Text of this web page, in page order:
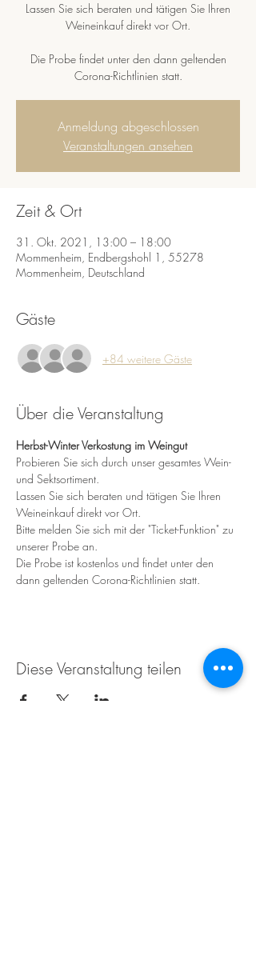
Lassen Sie sich beraten und tätigen Sie Ihren
Weineinkauf direkt vor Ort.
Die Probe findet unter den dann geltenden
Corona-Richtlinien statt.
Anmeldung abgeschlossen
Veranstaltungen ansehen
Zeit & Ort
31. Okt. 2021, 13:00 – 18:00
Mommenheim, Endbergshohl 1, 55278
Mommenheim, Deutschland
Gäste
+84 weitere Gäste
Über die Veranstaltung
Herbst-Winter Verkostung im Weingut
Probieren Sie sich durch unser gesamtes Wein-
und Sektsortiment.
Lassen Sie sich beraten und tätigen Sie Ihren
Weineinkauf direkt vor Ort.
Bitte melden Sie sich mit der "Ticket-Funktion" zu
unserer Probe an.
Die Probe ist kostenlos und findet unter den
dann geltenden Corona-Richtlinien statt.
Diese Veranstaltung teilen